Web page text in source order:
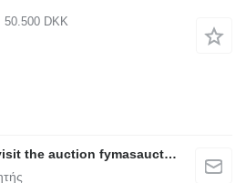
50.500 DKK
Fymas Auctions ApS – visit the auction fymasauctions.dk